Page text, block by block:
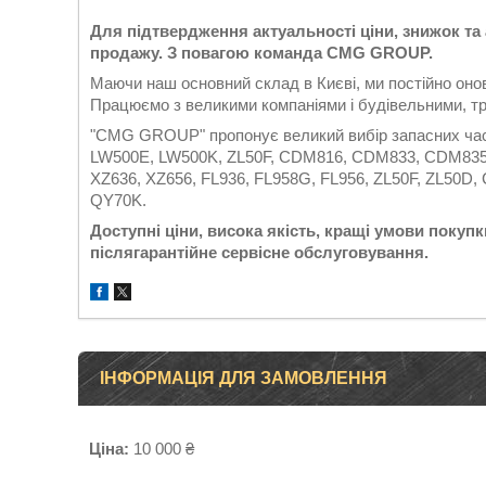
Для підтвердження актуальності ціни, знижок
продажу. З повагою команда CMG GROUP.
Маючи наш основний склад в Києві, ми постійно
Працюємо з великими компаніями і будівельними,
"CMG GROUP" пропонує великий вибір запасних
LW500E, LW500K, ZL50F, CDM816, CDM833,
XZ636, XZ656, FL936, FL958G, FL956, ZL50F,
QY70K.
Доступні ціни, висока якість, кращі умови
післягарантійне сервісне обслуговування.
ІНФОРМАЦІЯ ДЛЯ ЗАМОВЛЕННЯ
Ціна: 10 000 ₴